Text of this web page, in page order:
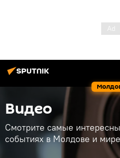
Видео
Смотрите самые
событиях в Молдове и